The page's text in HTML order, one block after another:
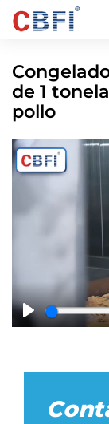
de 1
pollo
Play